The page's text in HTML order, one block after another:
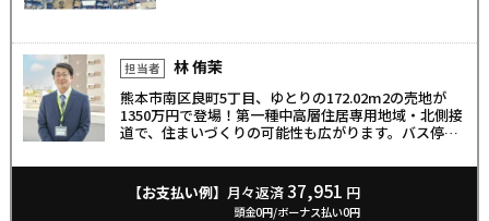
担当者 林 侑茉
熊本市南区良町5丁目、ゆとりの172.02m2の売地が
1350万円で登場！第一種中高層住居専用地域・北側接
道で、住まいづくりの可能性も広がります。バス停徒
おすすめ。コンビニ徒歩約6分、病院や郵便局も車で
すぐの便利な住環境。暮らしやすさと安心を両立す
る、理想の住まいの第一歩に。
【お支払い例】月々返済37,951 円
頭金0円/ボーナス払い0円